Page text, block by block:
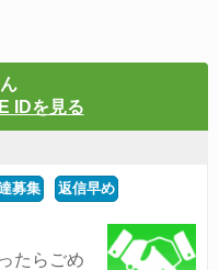
IDを見る
募集 返信早め
たらごめ